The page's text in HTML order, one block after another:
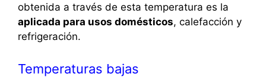
obtenida a través de esta temperatura es la
aplicada para usos domésticos, calefacción y
refrigeración.
Temperaturas bajas